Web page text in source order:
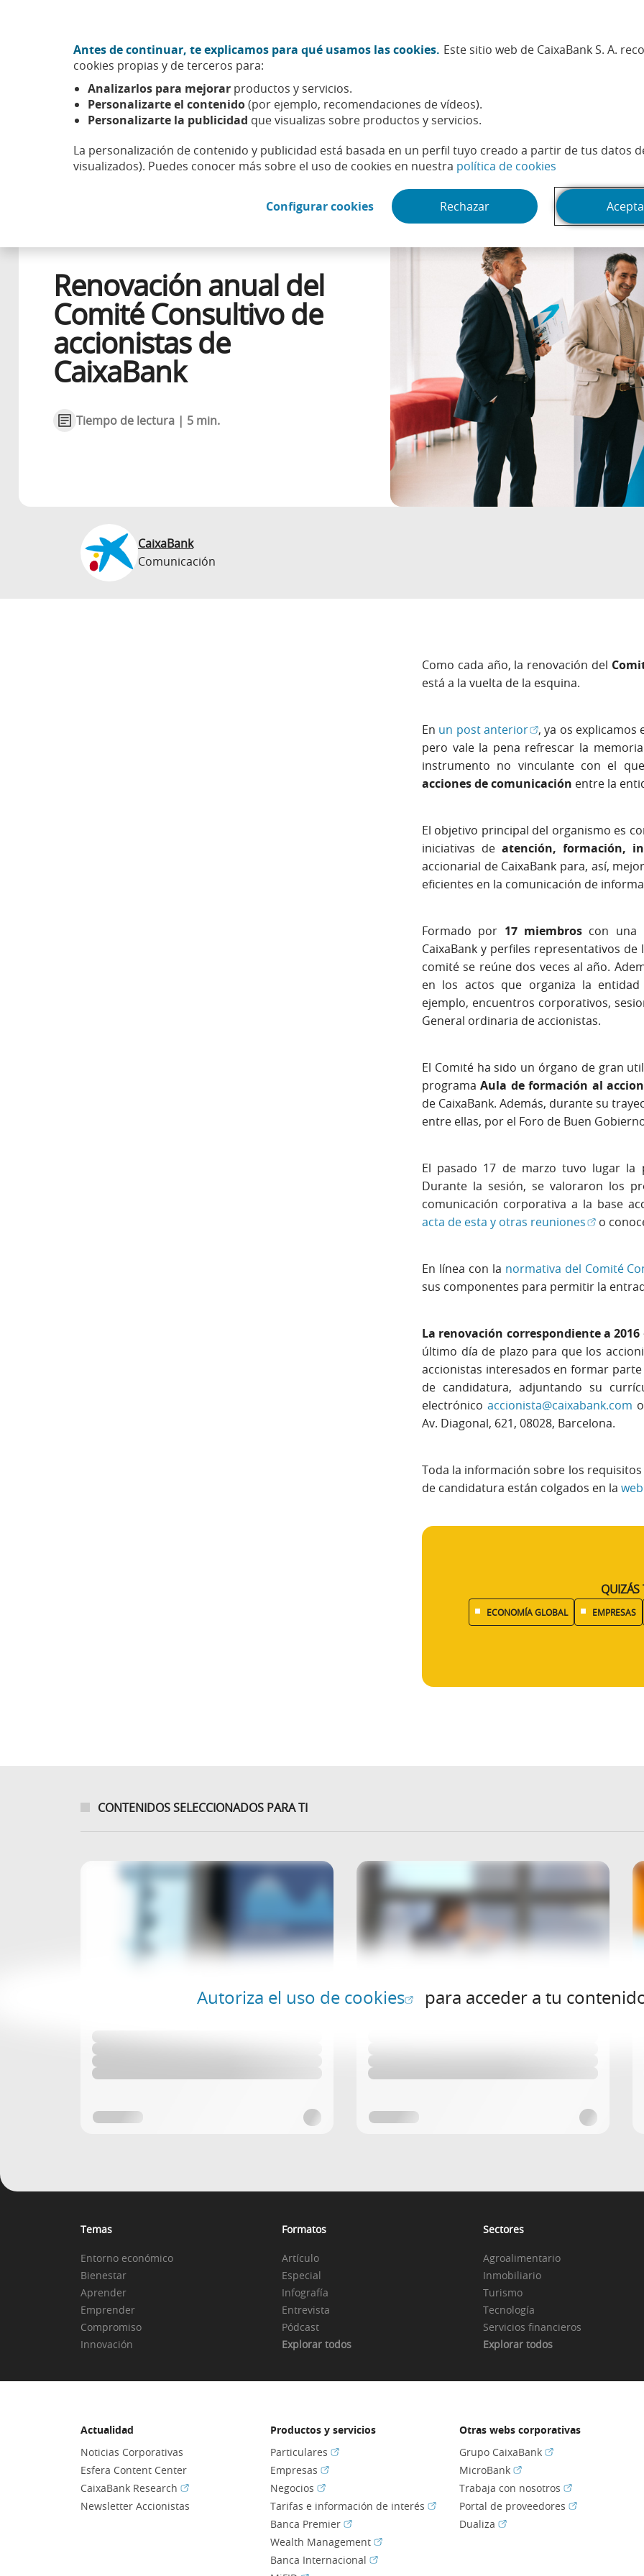
Antes de continuar, te explicamos para qué usamos las cookies. Este sitio web de CaixaBank S. A.
cookies propias y de terceros para:
Analizarlos para mejorar productos y servicios.
Personalizarte el contenido(por ejemplo, recomendaciones de vídeos).
Personalizarte la publicidad que visualizas sobre productos y servicios.
La personalización de contenido y publicidad está basada en un perfil tuyo creado a partir de tus datos
visualizados). Puedes conocer más sobre el uso de cookies en nuestra política de cookies
Configurar cookies(Abrir en ventana nueva)
Rechazar
Sobre nosotros
Esfera Entorno económico Mercados Renovación anual del Comité Consultivo de accionistas de CaixaBank
13 JUNIO 2016
Renovación anual del
Comité Consultivo de
accionistas de
CaixaBank
Tiempo de lectura | 5 min.
CaixaBank
Comunicación
Como cada año, la renovación del
está a la vuelta de la esquina.
En un post anterior(Abrir en ventana
, ya os
pero vale la pena refrescar la
instrumento no vinculante con el que
acciones de comunicación entre la
El objetivo principal del organismo es
iniciativas de atención, formación,
accionarial de CaixaBank para, así,
eficientes en la comunicación de
Formado por 17 miembros con una
CaixaBank y perfiles representativos
comité se reúne dos veces al año.
en los actos que organiza la
ejemplo, encuentros corporativos,
General ordinaria de accionistas.
El Comité ha sido un órgano de gran
programaAula de formación al
de CaixaBank. Además, durante su
entre ellas, por el Foro de Buen
El pasado 17 de marzo tuvo lugar la
Durante la sesión, se valoraron los
comunicación corporativa a la base
acta de esta y otras reuniones(Abrir en
o
En línea con la normativa del Comité
sus componentes para permitir la
La renovación correspondiente a 2016
último día de plazo para que los
accionistas interesados en formar
de candidatura, adjuntando su
electrónico accionista@caixabank.com
Av. Diagonal, 621, 08028, Barcelona.
Toda la información sobre los
de candidatura están colgados en la
QUIZÁS
ECONOMÍA GLOBAL EMPRESAS
CONTENIDOS SELECCIONADOS PARA TI
Autoriza el uso de cookies(Abrir en ventana nueva)
para acceder a tu
Temas
Entorno económico
Bienestar
Aprender
Emprender
Compromiso
Innovación
Formatos
Artículo
Especial
Infografía
Entrevista
Pódcast
Explorar todos
Sectores
Agroalimentario
Inmobiliario
Turismo
Tecnología
Servicios financieros
Explorar todos
Actualidad
Noticias Corporativas
Esfera Content Center
CaixaBank Research (Abrir en ventana nueva)
Newsletter Accionistas
Productos y servicios
Particulares (Abrir en ventana nueva)
Empresas (Abrir en ventana nueva)
Negocios (Abrir en ventana nueva)
Tarifas e información de interés (Abrir en ventana nueva)
Banca Premier (Abrir en ventana nueva)
Wealth Management (Abrir en ventana nueva)
Banca Internacional (Abrir en ventana nueva)
Otras webs corporativas
Grupo CaixaBank(Abrir en ventana
MicroBank(Abrir en ventana nueva)
Trabaja con nosotros(Abrir en
Portal de proveedores(Abrir en
Dualiza(Abrir en ventana nueva)